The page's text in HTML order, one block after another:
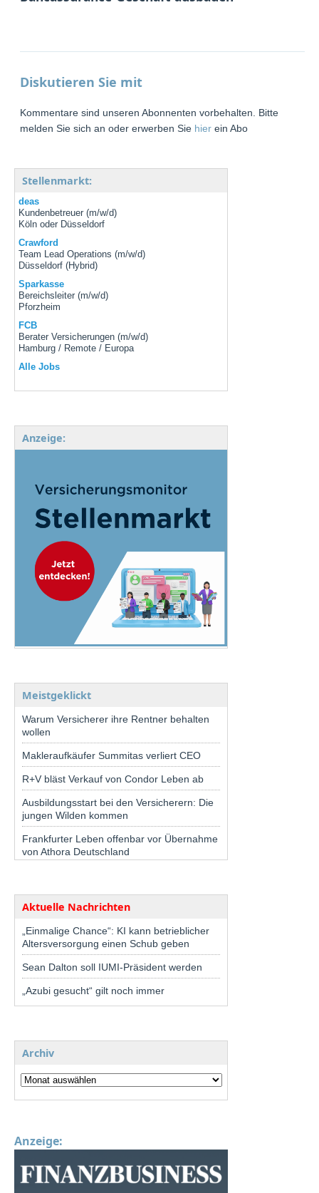
Diskutieren Sie mit
Kommentare sind unseren Abonnenten vorbehalten. Bitte
melden Sie sich an oder erwerben Sie hier ein Abo
Stellenmarkt:
deas
Kundenbetreuer (m/w/d)
Köln oder Düsseldorf
Crawford
Team Lead Operations (m/w/d)
Düsseldorf (Hybrid)
Sparkasse
Bereichsleiter (m/w/d)
Pforzheim
FCB
Berater Versicherungen (m/w/d)
Hamburg / Remote / Europa
Alle Jobs
Anzeige:
Meistgeklickt
Warum Versicherer ihre Rentner behalten
wollen
Makleraufkäufer Summitas verliert CEO
R+V bläst Verkauf von Condor Leben ab
Ausbildungsstart bei den Versicherern: Die
jungen Wilden kommen
Frankfurter Leben offenbar vor Übernahme
von Athora Deutschland
Aktuelle Nachrichten
„Einmalige Chance“: KI kann betrieblicher
Altersversorgung einen Schub geben
Sean Dalton soll IUMI-Präsident werden
„Azubi gesucht“ gilt noch immer
Archiv
Anzeige: